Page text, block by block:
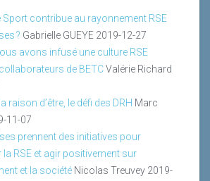
Sport contribue au rayonnement RSE
? Gabrielle GUEYE 2019-12-27
avons infusé une culture RSE
de BETCValérie Richard
raison d’être, le défi des DRH Marc
11-07
prennent des initiatives pour
RSE et agir positivement sur
et la société Nicolas Treuvey 2019-